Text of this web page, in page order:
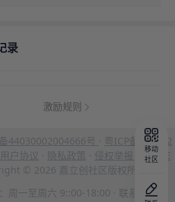
录
激励规则
44030002004666号
粤ICP备202312
用户协议 隐私政策 侵权举报
ISO/IE
© 2026 嘉立创社区版权所有
周一至周六 9::00-18:00 · 联系地址：
移动
社区